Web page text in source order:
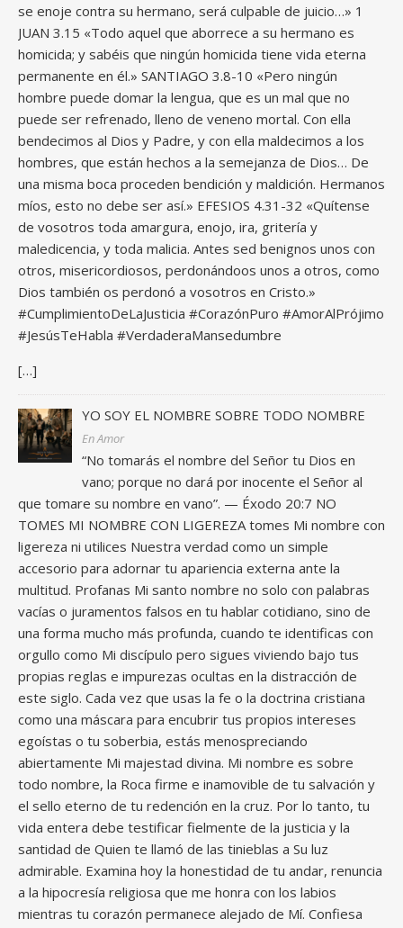
se enoje contra su hermano, será culpable de juicio…» 1
JUAN 3.15 «Todo aquel que aborrece a su hermano es
homicida; y sabéis que ningún homicida tiene vida eterna
permanente en él.» SANTIAGO 3.8-10 «Pero ningún
hombre puede domar la lengua, que es un mal que no
puede ser refrenado, lleno de veneno mortal. Con ella
bendecimos al Dios y Padre, y con ella maldecimos a los
hombres, que están hechos a la semejanza de Dios… De
una misma boca proceden bendición y maldición. Hermanos
míos, esto no debe ser así.» EFESIOS 4.31-32 «Quítense
de vosotros toda amargura, enojo, ira, gritería y
maledicencia, y toda malicia. Antes sed benignos unos con
otros, misericordiosos, perdonándoos unos a otros, como
Dios también os perdonó a vosotros en Cristo.»
#CumplimientoDeLaJusticia #CorazónPuro #AmorAlPrójimo
#JesúsTeHabla #VerdaderaMansedumbre
[…]
YO SOY EL NOMBRE SOBRE TODO NOMBRE
En Amor
“No tomarás el nombre del Señor tu Dios en
vano; porque no dará por inocente el Señor al
que tomare su nombre en vano”. — Éxodo 20:7 NO
TOMES MI NOMBRE CON LIGEREZA tomes Mi nombre con
ligereza ni utilices Nuestra verdad como un simple
accesorio para adornar tu apariencia externa ante la
multitud. Profanas Mi santo nombre no solo con palabras
vacías o juramentos falsos en tu hablar cotidiano, sino de
una forma mucho más profunda, cuando te identificas con
orgullo como Mi discípulo pero sigues viviendo bajo tus
propias reglas e impurezas ocultas en la distracción de
este siglo. Cada vez que usas la fe o la doctrina cristiana
como una máscara para encubrir tus propios intereses
egoístas o tu soberbia, estás menospreciando
abiertamente Mi majestad divina. Mi nombre es sobre
todo nombre, la Roca firme e inamovible de tu salvación y
el sello eterno de tu redención en la cruz. Por lo tanto, tu
vida entera debe testificar fielmente de la justicia y la
santidad de Quien te llamó de las tinieblas a Su luz
admirable. Examina hoy la honestidad de tu andar, renuncia
a la hipocresía religiosa que me honra con los labios
mientras tu corazón permanece alejado de Mí. Confiesa